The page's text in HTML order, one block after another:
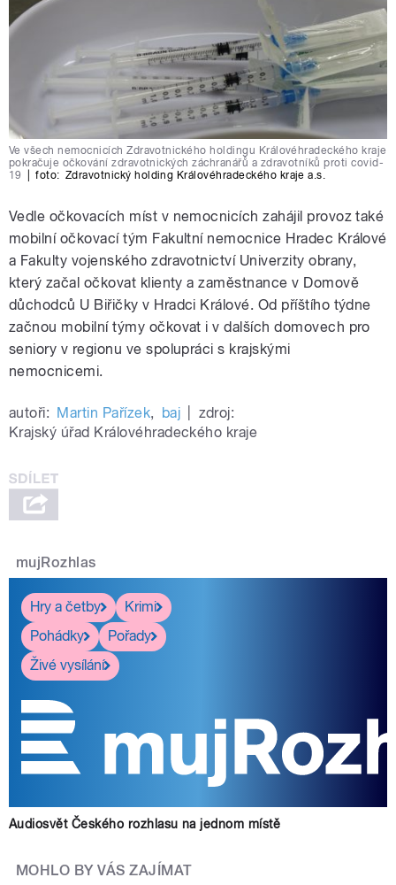
Ve všech nemocnicích Zdravotnického holdingu Královéhradeckého kraje
pokračuje očkování zdravotnických záchranářů a zdravotníků proti covid-
19
foto: Zdravotnický holding Královéhradeckého kraje a.s.
Vedle očkovacích míst v nemocnicích zahájil provoz také
mobilní očkovací tým Fakultní nemocnice Hradec Králové
a Fakulty vojenského zdravotnictví Univerzity obrany,
který začal očkovat klienty a zaměstnance v Domově
důchodců U Biřičky v Hradci Králové. Od příštího týdne
začnou mobilní týmy očkovat i v dalších domovech pro
seniory v regionu ve spolupráci s krajskými
nemocnicemi.
autoři: Martin Pařízek, baj
zdroj:
Krajský úřad Královéhradeckého kraje
mujRozhlas
Hry a četby
Krimi
Pohádky
Pořady
Živé vysílání
Audiosvět Českého rozhlasu na jednom místě
MOHLO BY VÁS ZAJÍMAT